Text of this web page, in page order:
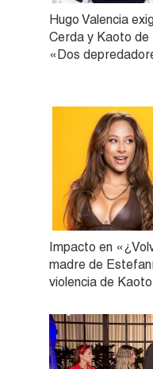
Hugo Valencia
Cerda y Kaoto
«Dos
Impacto en
madre de
violencia de